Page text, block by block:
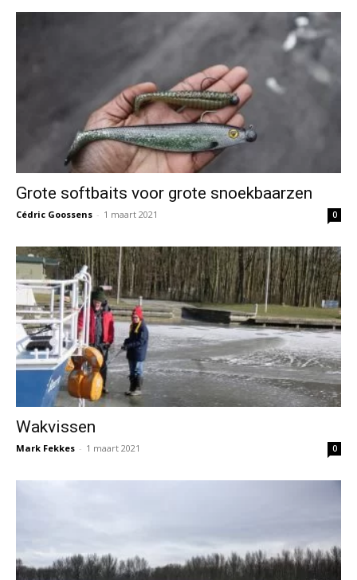
Grote softbaits voor grote snoekbaarzen
Cédric Goossens - 1 maart 2021 0
Wakvissen
Mark Fekkes - 1 maart 2021 0